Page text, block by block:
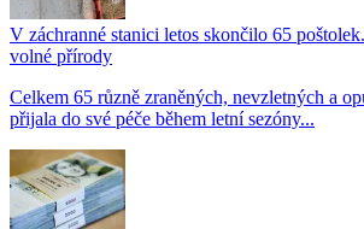
V záchranné stanici letos skončilo 65
volné přírody
Celkem 65 různě zraněných, nevzletných a
přijala do své péče během letní sezóny...